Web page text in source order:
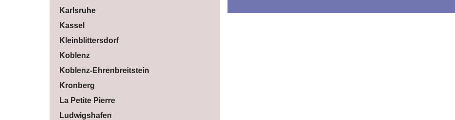
Karlsruhe
Kassel
Kleinblittersdorf
Koblenz
Koblenz-Ehrenbreitstein
Kronberg
La Petite Pierre
Ludwigshafen